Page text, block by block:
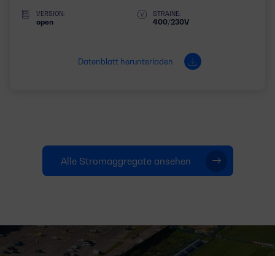
VERSION:
open
STRAINE:
400/230V
Datenblatt herunterladen
Alle Stromaggregate ansehen